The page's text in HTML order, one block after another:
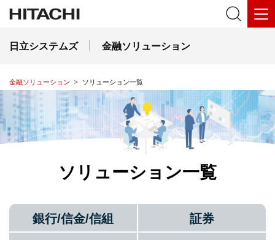
日立システムズ 金融ソリューション
金融ソリューション ソリューション一覧
ソリューション一覧
銀行/信金/信組 証券